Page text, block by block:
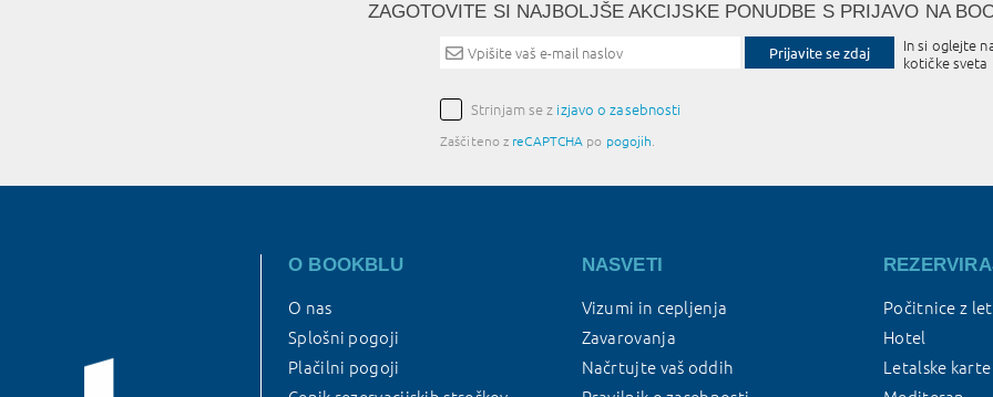
ZAGOTOVITE SI NAJBOLJŠE AKCIJSKE PONUDBE S PRIJAVO NA
Prijavite se zdaj
In si oglejte
kotičke sveta
Strinjam se z izjavo o zasebnosti
Zaščiteno z reCAPTCHA po pogojih
O BOOKBLU
O nas
Splošni pogoji
Plačilni pogoji
NASVETI
Vizumi in cepljenja
Zavarovanja
Načrtujte vaš oddih
Počitnice z
Hotel
Letalske karte